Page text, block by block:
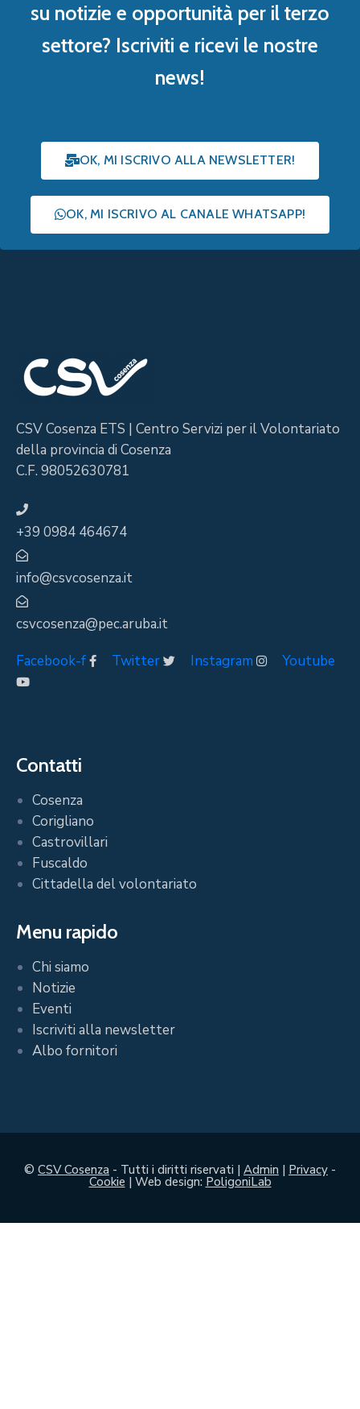
su notizie e opportunità per il terzo
settore? Iscriviti e ricevi le nostre
news!
OK, MI ISCRIVO ALLA NEWSLETTER!
OK, MI ISCRIVO AL CANALE WHATSAPP!
CSV Cosenza ETS | Centro Servizi per il Volontariato
della provincia di Cosenza
C.F. 98052630781
+39 0984 464674
info@csvcosenza.it
csvcosenza@pec.aruba.it
Facebook-f
Twitter Instagram Youtube
Contatti
Cosenza
Corigliano
Castrovillari
Fuscaldo
Cittadella del volontariato
Menu rapido
Chi siamo
Notizie
Eventi
Iscriviti alla newsletter
Albo fornitori
© CSV Cosenza - Tutti i diritti riservati | Admin | Privacy -
Cookie | Web design: PoligoniLab